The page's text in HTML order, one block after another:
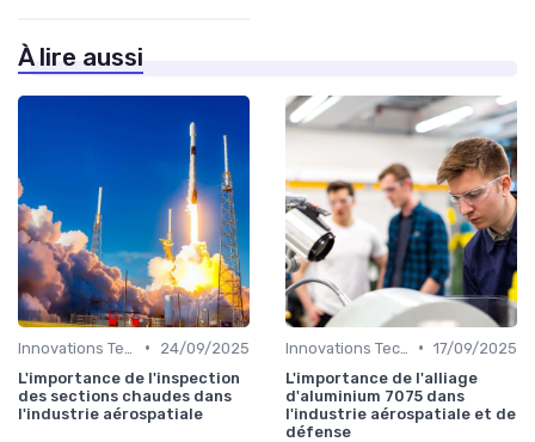
À lire aussi
•
24/09/2025
L'importance de l'inspection
des sections chaudes dans
l'industrie aérospatiale
• 17/09/2025
L'importance de l'alliage
d'aluminium 7075 dans
l'industrie aérospatiale et de
défense